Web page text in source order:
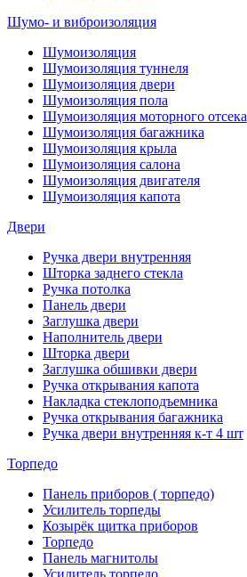
Шумо- и виброизоляция
Шумоизоляция
Шумоизоляция туннеля
Шумоизоляция двери
Шумоизоляция пола
Шумоизоляция моторного отсека
Шумоизоляция багажника
Шумоизоляция крыла
Шумоизоляция салона
Шумоизоляция двигателя
Шумоизоляция капота
Двери
Ручка двери внутренняя
Шторка заднего стекла
Ручка потолка
Панель двери
Заглушка двери
Наполнитель двери
Шторка двери
Заглушка обшивки двери
Ручка открывания капота
Накладка стеклоподъемника
Ручка открывания багажника
Ручка двери внутренняя к-т 4 шт
Торпедо
Панель приборов ( торпедо)
Усилитель торпеды
Козырёк щитка приборов
Торпедо
Панель магнитолы
Усилитель торпедо